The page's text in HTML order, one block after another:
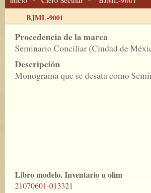
BJML-9001
Procedencia de la marca
Seminario Conciliar (Ciudad de
Descripción
Monograma que se desata como
Libro modelo. Inventario u olim
21070601-013321